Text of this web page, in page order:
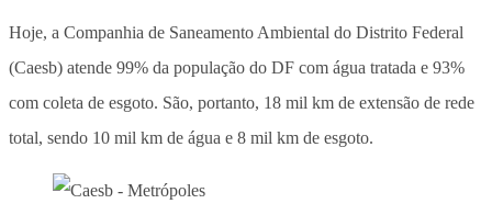
Hoje, a Companhia de Saneamento Ambiental do Distrito Federal
(Caesb) atende 99% da população do DF com água tratada e 93%
com coleta de esgoto. São, portanto, 18 mil km de extensão de rede
total, sendo 10 mil km de água e 8 mil km de esgoto.